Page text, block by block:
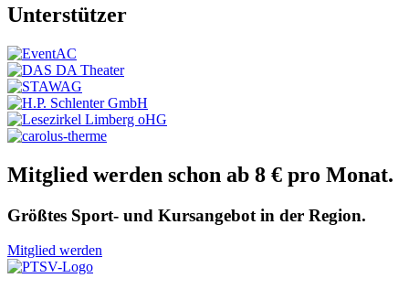
Unterstützer
Mitglied werden schon ab 8 € pro Monat.
Größtes Sport- und Kursangebot in der Region.
Mitglied werden